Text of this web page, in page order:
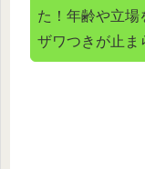
た！年齢や立場
ザワつきが止ま